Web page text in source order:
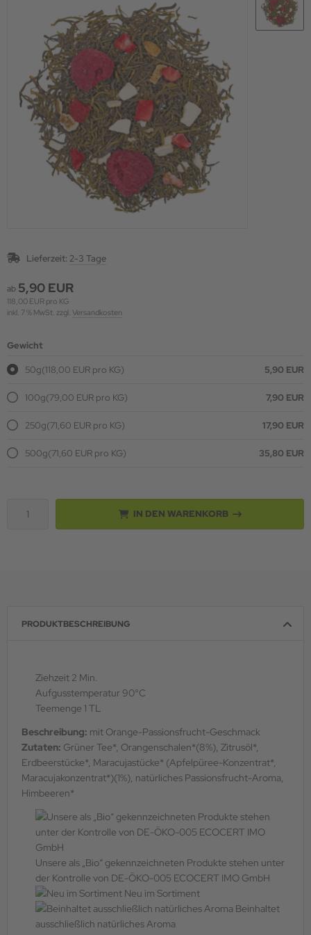
Lieferzeit: 2-3 Tage
ab 5,90 EUR
118,00 EUR pro KG
inkl. 7 % MwSt. zzgl. Versandkosten
Gewicht
50g(118,00 EUR pro KG) 5,90 EUR
100g(79,00 EUR pro KG) 7,90 EUR
250g(71,60 EUR pro KG) 17,90 EUR
500g(71,60 EUR pro KG) 35,80 EUR
IN DEN WARENKORB
PRODUKTBESCHREIBUNG
Ziehzeit 2 Min.
Aufgusstemperatur 90°C
Teemenge 1 TL
Beschreibung: mit Orange-Passionsfrucht-Geschmack
Zutaten: Grüner Tee*, Orangenschalen*(8%), Zitrusöl*,
Erdbeerstücke*, Maracujastücke* (Apfelpüree-Konzentrat*,
Maracujakonzentrat*)(1%), natürliches Passionsfrucht-Aroma,
Himbeeren*
Unsere als „Bio“ gekennzeichneten Produkte stehen unter
der Kontrolle von DE-ÖKO-005 ECOCERT IMO GmbH
Neu im Sortiment
Beinhaltet
ausschließlich natürliches Aroma